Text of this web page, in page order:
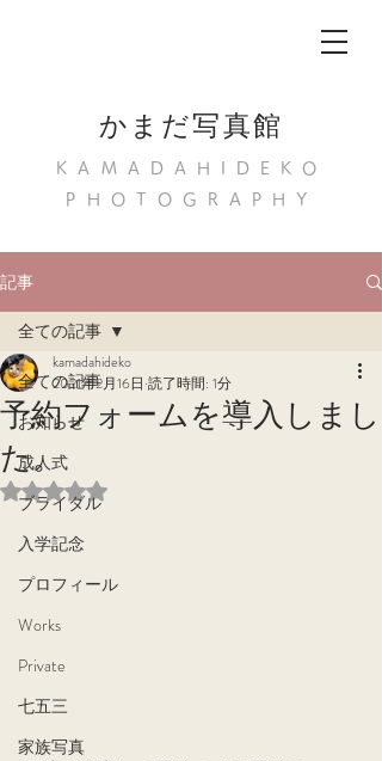
かまだ写真館
KAMADAHIDEKO
PHOTOGRAPHY
記事
全ての記事
お知らせ
成人式
ブライダル
入学記念
プロフィール
Works
Private
七五三
家族写真
全ての記事
予約フォームを導入しまし
た。
kamadahideko
2021年2月16日 読了時間: 1分
5つ星のうちNaNと評価されています。